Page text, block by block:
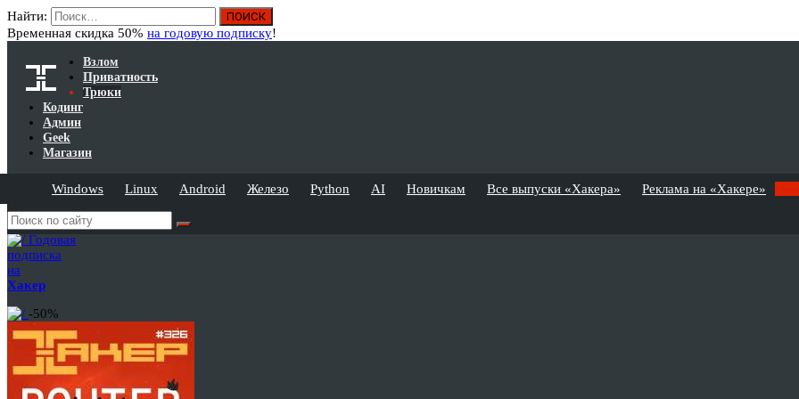
Найти:
Временная скидка 50% на годовую подписку!
Взлом
Приватность
Трюки
Кодинг
Админ
Geek
Магазин
Windows Linux Android Железо Python AI Новичкам Все выпуски «Хакера» Реклама на «Хакере»
Годовая
подписка
на
Хакер
-50%